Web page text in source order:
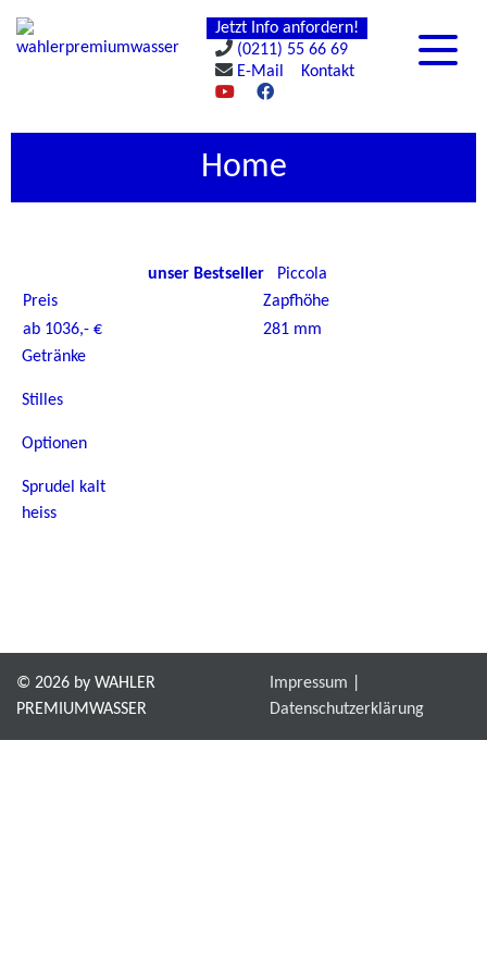
Jetzt Info anfordern!
(0211) 55 66 69
E-Mail
Kontakt
Home
unser BestsellerPiccola
Preis
Zapfhöhe
ab 1036,- €
281 mm
Getränke
Stilles
Optionen
Sprudel kalt
heiss
© 2026 by WAHLER
PREMIUMWASSER
Impressum
Datenschutzerklärung